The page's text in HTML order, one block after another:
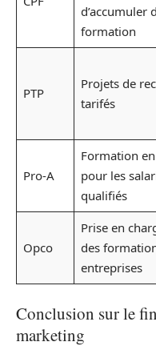
d’accumuler
formation
PTP
Projets de
tarifés
Pro-A
Formation
pour les
qualifiés
Opco
Prise en
des
entreprises
Conclusion sur le
marketing